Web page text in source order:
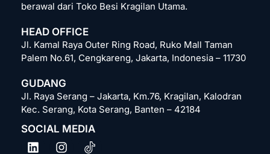
berawal dari Toko Besi Kragilan Utama.
HEAD OFFICE
Jl. Kamal Raya Outer Ring Road, Ruko Mall Taman
Palem No.61, Cengkareng, Jakarta, Indonesia – 11730
GUDANG
Jl. Raya Serang – Jakarta, Km.76, Kragilan, Kalodran
Kec. Serang, Kota Serang, Banten – 42184
SOCIAL MEDIA
L
I